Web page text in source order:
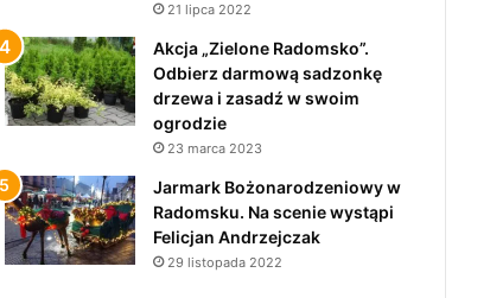
21 lipca 2022
Akcja „Zielone Radomsko”.
Odbierz darmową sadzonkę
drzewa i zasadź w swoim
ogrodzie
23 marca 2023
Jarmark Bożonarodzeniowy w
Radomsku. Na scenie wystąpi
Felicjan Andrzejczak
29 listopada 2022